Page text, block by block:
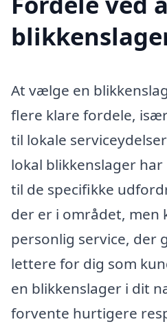
At vælge en
flere klare fordele,
til lokale
lokal blikkenslager
til de specifikke
der er i området, men
personlig service, der
lettere for dig som
en blikkenslager i dit
forvente hurtigere